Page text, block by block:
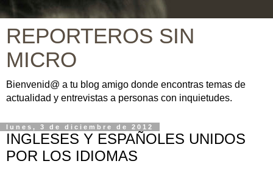
REPORTEROS SIN
MICRO
Bienvenid@ a tu blog amigo donde encontras temas de
actualidad y entrevistas a personas con inquietudes.
lunes, 3 de diciembre de 2012
INGLESES Y ESPAÑOLES UNIDOS
POR LOS IDIOMAS